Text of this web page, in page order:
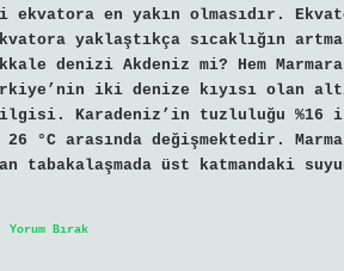
ekvatora en yakın olmasıdır.
yaklaştıkça sıcaklığın
denizi Akdeniz mi? Hem
iki denize kıyısı olan
Karadeniz’in tuzluluğu %16
°C arasında değişmektedir.
tabakalaşmada üst katmandaki
Yorum Bırak